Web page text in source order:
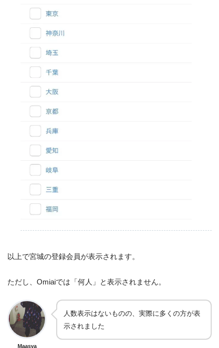
以上で宮城の登録会員が表示されます。
ただし、Omiaiでは「何人」と表示されません。
Maasya
人数表示はないものの、実際に多くの方が表
示されました